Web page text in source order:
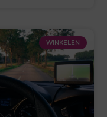
WINKELEN